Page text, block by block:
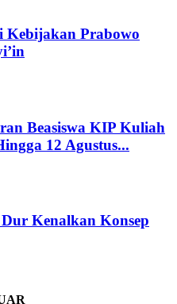
Kebijakan Prabowo
Beasiswa KIP Kuliah
12 Agustus...
Kenalkan Konsep